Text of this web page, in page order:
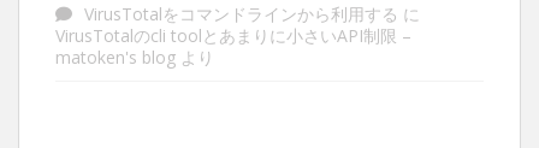
VirusTotalをコマンドラインから利用する に
VirusTotalのcli toolとあまりに小さいAPI制限 –
matoken's blog より